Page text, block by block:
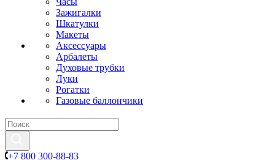
Зажигалки
Шкатулки
Макеты
Аксессуары
Арбалеты
Духовые трубки
Луки
Рогатки
Газовые баллончики
+7 800 300-88-83